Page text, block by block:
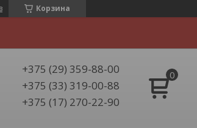
Корзина
+375 (29) 359-88-00
+375 (33) 319-00-88
+375 (17) 270-22-90